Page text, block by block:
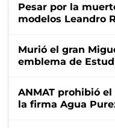
Pesar por la
modelos Leandro
Murió el gran
emblema de
ANMAT prohibió
la firma Agua